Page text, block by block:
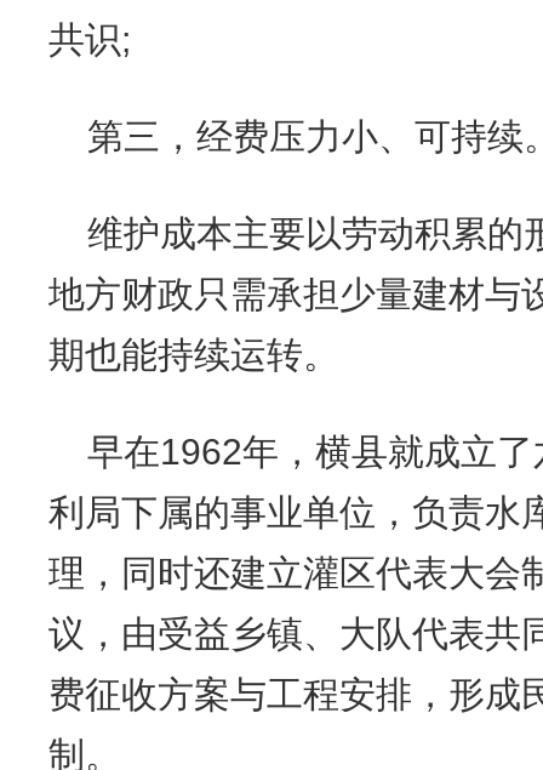
共识;
第三，经费压力小、可持续
维护成本主要以劳动积累的
地方财政只需承担少量建材与
期也能持续运转。
早在1962年，横县就成立
利局下属的事业单位，负责水
理，同时还建立灌区代表大
议，由受益乡镇、大队代表共
费征收方案与工程安排，形成
制。